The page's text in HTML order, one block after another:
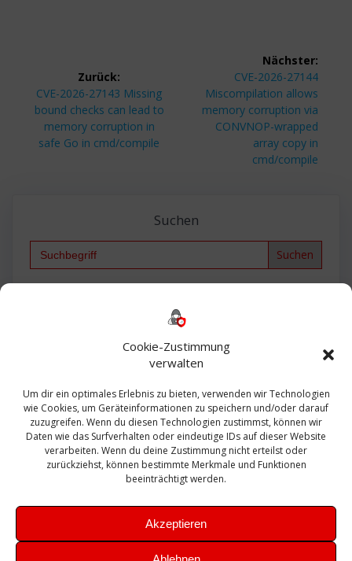
Cookie-Zustimmung
verwalten
Um dir ein optimales Erlebnis zu bieten, verwenden wir Technologien
wie Cookies, um Geräteinformationen zu speichern und/oder darauf
zuzugreifen. Wenn du diesen Technologien zustimmst, können wir
Daten wie das Surfverhalten oder eindeutige IDs auf dieser Website
verarbeiten. Wenn du deine Zustimmung nicht erteilst oder
zurückziehst, können bestimmte Merkmale und Funktionen
beeinträchtigt werden.
Akzeptieren
Zurück:
Vorheriger
Beitrag:
CVE-2026-27143 Missing
bound checks can lead to
memory corruption in
safe Go in cmd/compile
Nächster:
Nächster
Beitrag:
CVE-2026-27144
Miscompilation allows
memory corruption via
CONVNOP-wrapped
array copy in
cmd/compile
Suchen
Search
Bautagebuch
Exchange firewall Fritzbox
Microsoft
Sanierung SBS Security Server Sicherheit
Sicherung SIEM Sophos SSL Ubuntu
Update Upgrade UTM VCenter VCSA Veeam
VMWare VPN WAZUH Windows
Zertifikat